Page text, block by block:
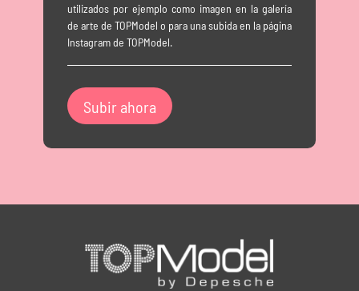
utilizados por ejemplo como imagen en la galería
de arte de TOPModel o para una subida en la página
Instagram de TOPModel.